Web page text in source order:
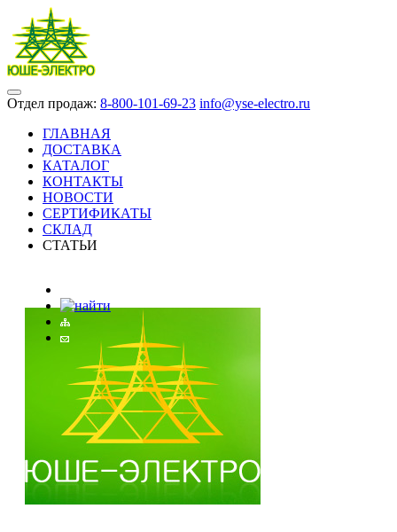
Отдел продаж: 8-800-101-69-23 info@yse-electro.ru
ГЛАВНАЯ
ДОСТАВКА
КАТАЛОГ
КОНТАКТЫ
НОВОСТИ
СЕРТИФИКАТЫ
СКЛАД
СТАТЬИ